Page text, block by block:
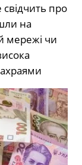
про
на
мережі чи